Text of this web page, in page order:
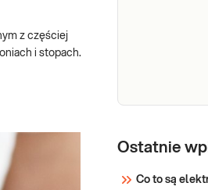
z częściej
i stopach.
skóry
przesiewowe
Ostatnie
Co to są